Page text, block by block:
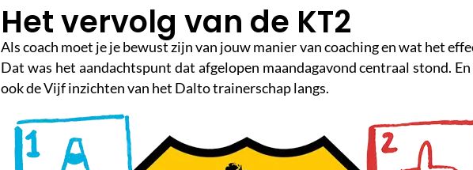
Het vervolg van de KT2
Als coach moet je je bewust zijn van jouw manier van coaching en wat het
Dat was het aandachtspunt dat afgelopen maandagavond centraal stond.
ook de Vijf inzichten van het Dalto trainerschap langs.